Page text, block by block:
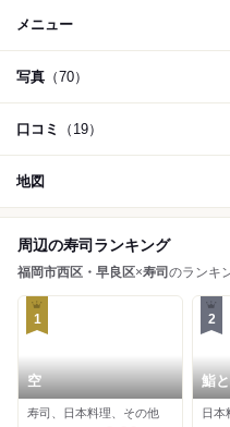
メニュー
写真 （70）
口コミ （19）
地図
周辺の寿司ランキング
福岡市西区・早良区×寿司 のランキ
1
空
寿司、日本料理、その他
2
鮨
日本